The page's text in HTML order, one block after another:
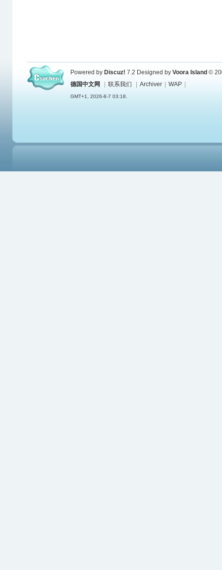
Powered by Discuz! 7.2 Designed by Voora Island ©
德国中文网
联系我们 Archiver WAP
GMT+1, 2026-8-7 03:18.